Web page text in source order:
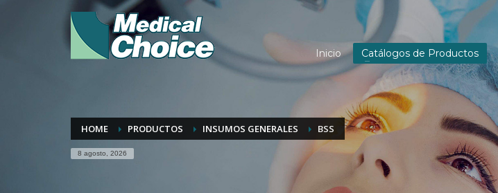
Inicio Catálogos de Productos
HOME PRODUCTOS INSUMOS GENERALES BSS
8 agosto, 2026